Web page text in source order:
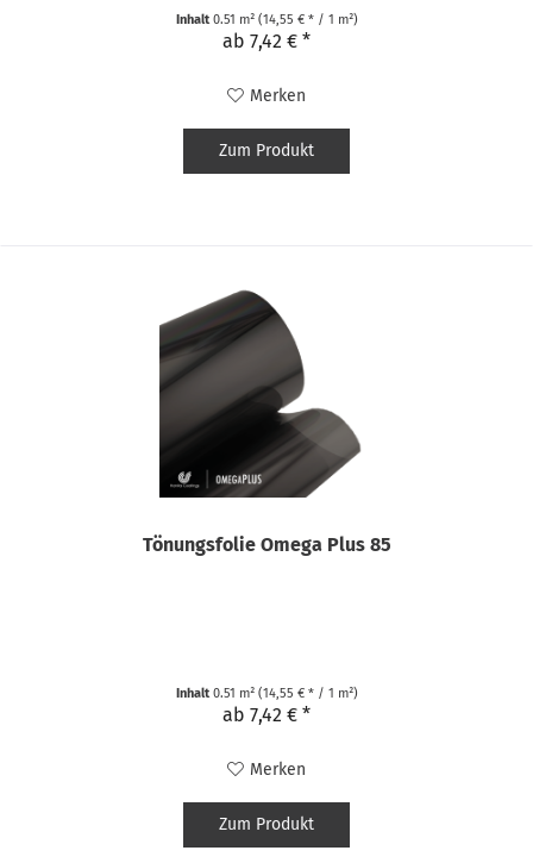
Inhalt0.51 m² (14,55 € * / 1 m²)
ab 7,42 € *
Merken
Zum Produkt
Tönungsfolie Omega Plus 85
Inhalt 0.51 m² (14,55 € * / 1 m²)
ab 7,42 € *
Merken
Zum Produkt